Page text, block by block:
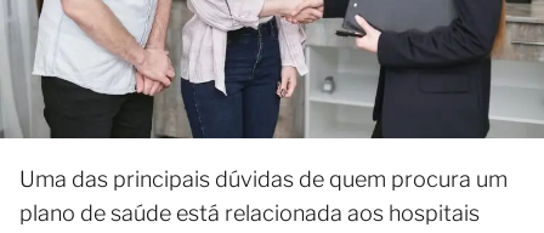
Uma das principais dúvidas de quem procura um
plano de saúde está relacionada aos hospitais